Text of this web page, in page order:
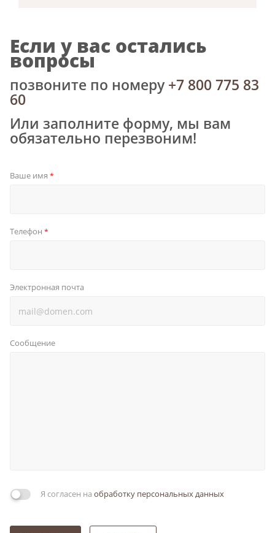
Если у вас остались
вопросы
позвоните по номеру+7 800 775 83
60
Или заполните форму, мы вам
обязательно перезвоним!
Сообщение
Ваше имя *
Телефон *
Электронная почта
Я согласен на обработку персональных данных